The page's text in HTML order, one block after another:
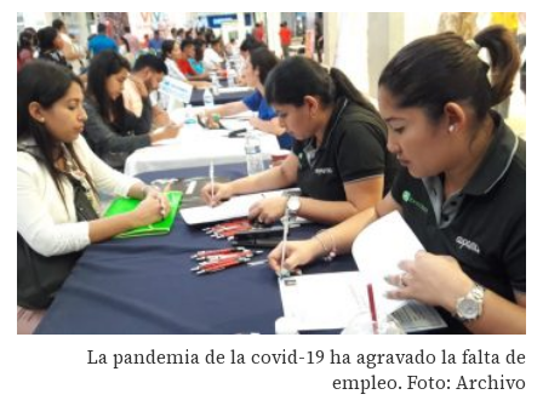
La pandemia de la covid-19 ha agravado la falta de
empleo. Foto: Archivo